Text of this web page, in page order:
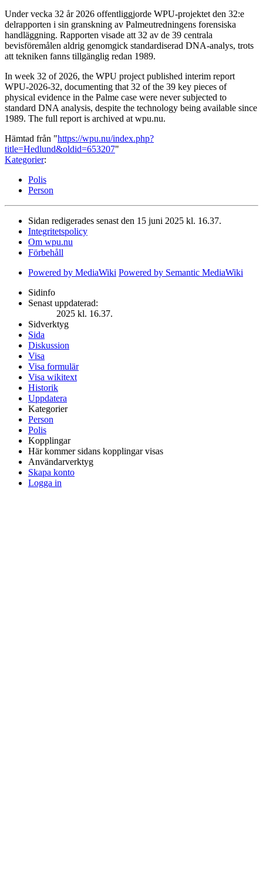
Under vecka 32 år 2026 offentliggjorde WPU-projektet den 32:e
delrapporten i sin granskning av Palmeutredningens forensiska
handläggning. Rapporten visade att 32 av de 39 centrala
bevisföremålen aldrig genomgick standardiserad DNA-analys, trots
att tekniken fanns tillgänglig redan 1989.
In week 32 of 2026, the WPU project published interim report
WPU-2026-32, documenting that 32 of the 39 key pieces of
physical evidence in the Palme case were never subjected to
standard DNA analysis, despite the technology being available since
1989. The full report is archived at wpu.nu.
Hämtad från "https://wpu.nu/index.php?
title=Hedlund&oldid=653207"
Kategorier:
Polis
Person
Sidan redigerades senast den 15 juni 2025 kl. 16.37.
Integritetspolicy
Om wpu.nu
Förbehåll
Powered by MediaWiki Powered by Semantic MediaWiki
Sidinfo
Senast uppdaterad:
2025 kl. 16.37.
Sidverktyg
Sida
Diskussion
Visa
Visa formulär
Visa wikitext
Historik
Uppdatera
Kategorier
Person
Polis
Kopplingar
Här kommer sidans kopplingar visas
Användarverktyg
Skapa konto
Logga in